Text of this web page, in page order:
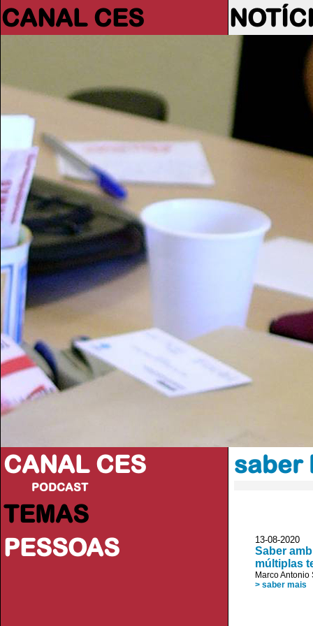
CANAL CES
CANAL CES
PODCAST
TEMAS
PESSOAS
saber
13-08-
Saber
múltiplas
Marco
> saber mais